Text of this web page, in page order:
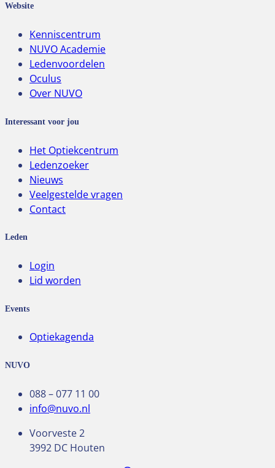
Website
Kenniscentrum
NUVO Academie
Ledenvoordelen
Oculus
Over NUVO
Interessant voor jou
Het Optiekcentrum
Ledenzoeker
Nieuws
Veelgestelde vragen
Contact
Leden
Login
Lid worden
Events
Optiekagenda
NUVO
088 – 077 11 00
info@nuvo.nl
Voorveste 2
3992 DC Houten